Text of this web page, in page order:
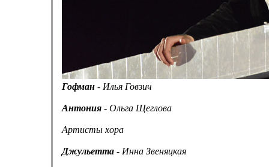
Гофман - Илья Говзич
Антония - Ольга Щеглова
Артисты хора
Джульетта - Инна Звеняцкая